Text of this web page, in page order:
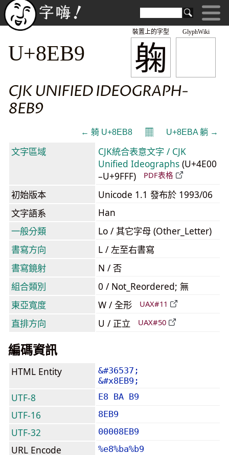
GlyphWiki
躹
裝置上的字型
U+8EB9
CJK UNIFIED IDEOGRAPH-
8EB9
← 躸 U+8EB8 𝄜 U+8EBA 躺 →
文字區域
CJK統合表意文字 / CJK
Unified Ideographs (U+4E00
–U+9FFF)
PDF表格
初始版本
Unicode 1.1 發布於 1993/06
文字語系
Han
一般分類
Lo / 其它字母 (Other_Letter)
書寫方向
L / 左至右書寫
書寫鏡射
N / 否
組合類別
0 / Not_Reordered; 無
東亞寬度
W / 全形 UAX#11
直排方向 U / 正立 UAX#50
編碼資訊
HTML Entity
&#36537;
&#x8EB9;
UTF-8 E8 BA B9
UTF-16 8EB9
UTF-32 00008EB9
URL Encode %e8%ba%b9